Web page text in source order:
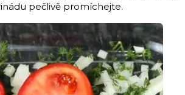
pečlivě promíchejte.